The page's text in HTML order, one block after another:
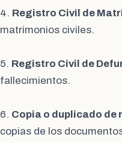
4. Registro Civil de
matrimonios civiles.
5. Registro Civil de
fallecimientos.
6. Copia o duplicado
copias de los